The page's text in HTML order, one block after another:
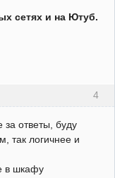
сетях и на Ютуб.
4
за ответы, буду
так логичнее и
в шкафу